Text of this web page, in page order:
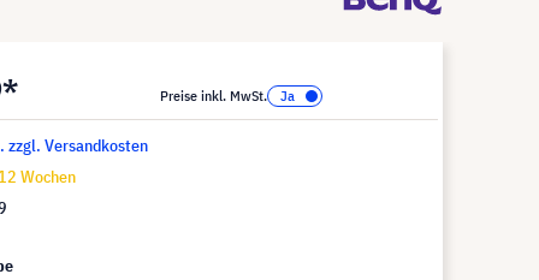
Preise inkl. MwSt.
zzgl. Versandkosten
Wochen